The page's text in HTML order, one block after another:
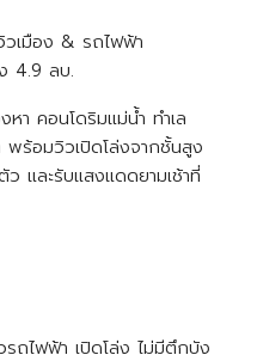
เมือง & รถไฟฟ้า
4.9 ลบ.
หา คอนโดริมแม่น้ำ ทำเล
ร้อมวิวเปิดโล่งจากชั้นสูง
และรับแสงแดดยามเช้าที่
ถไฟฟ้า เปิดโล่ง ไม่มีตึกบัง